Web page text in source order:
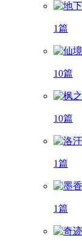
1篇
10篇
10篇
1篇
1篇